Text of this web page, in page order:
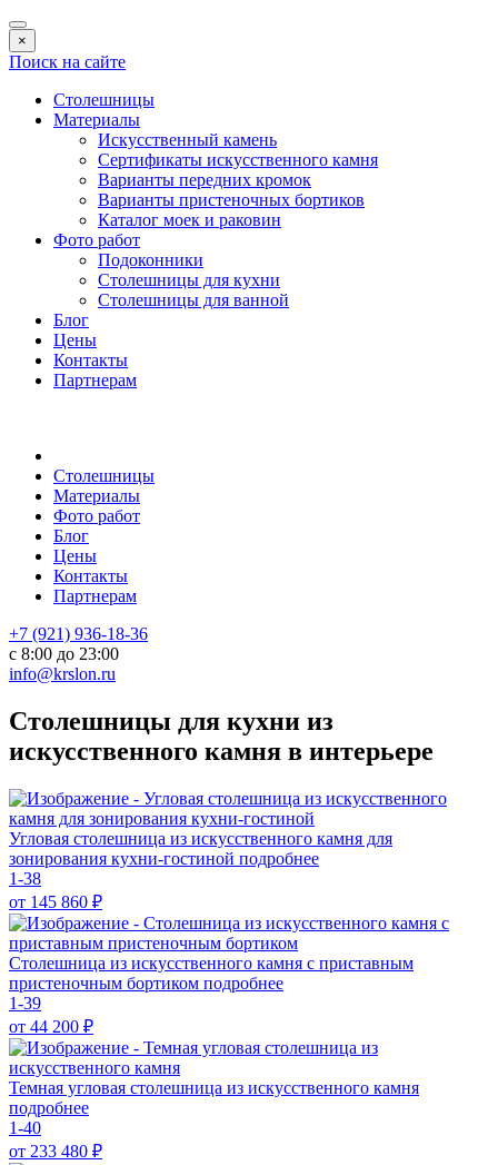
×
Поиск на сайте
Столешницы
Материалы
Искусственный камень
Сертификаты искусственного камня
Варианты передних кромок
Варианты пристеночных бортиков
Каталог моек и раковин
Фото работ
Подоконники
Столешницы для кухни
Столешницы для ванной
Блог
Цены
Контакты
Партнерам
Столешницы
Материалы
Фото работ
Блог
Цены
Контакты
Партнерам
+7 (921) 936-18-36
с 8:00 до 23:00
info@krslon.ru
Столешницы для кухни из
искусственного камня в интерьере
Угловая столешница из искусственного камня для
зонирования кухни-гостиной подробнее
1-38
от 145 860 ₽
Столешница из искусственного камня с приставным
пристеночным бортиком подробнее
1-39
от 44 200 ₽
Темная угловая столешница из искусственного камня
подробнее
1-40
от 233 480 ₽